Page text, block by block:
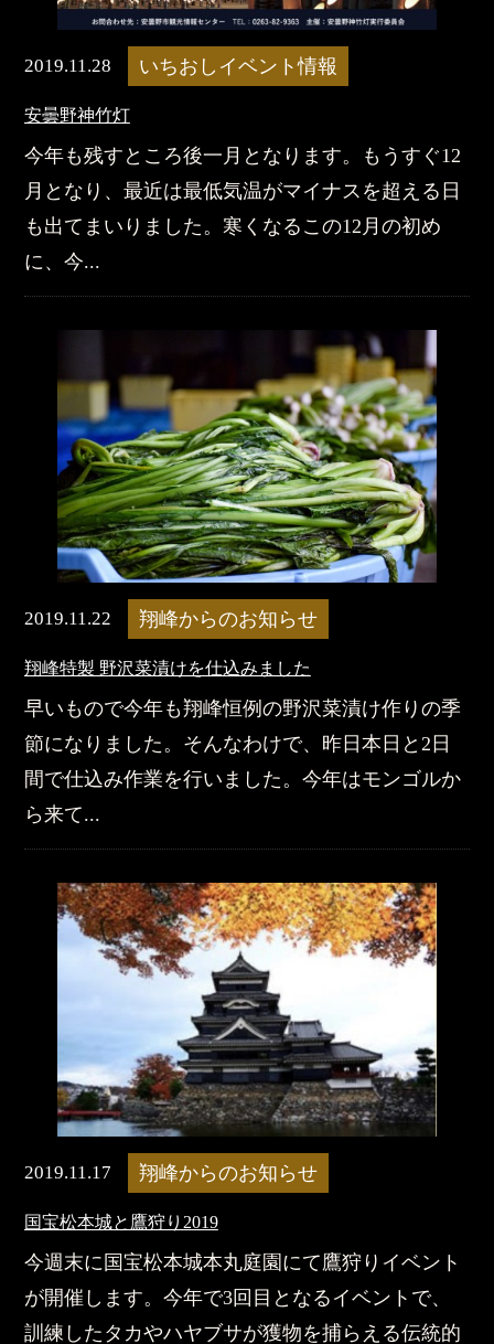
2019.11.28 いちおしイベント情報
​安曇野神竹灯
今年も残すところ後一月となります。もうすぐ12
月となり、最近は最低気温がマイナスを超える日
も出てまいりました。寒くなるこの12月の初め
に、今...
2019.11.22 翔峰からのお知らせ
翔峰特製 野沢菜漬けを仕込みました
早いもので今年も翔峰恒例の野沢菜漬け作りの季
節になりました。そんなわけで、昨日本日と2日
間で仕込み作業を行いました。今年はモンゴルか
ら来て...
2019.11.17 翔峰からのお知らせ
国宝松本城と鷹狩り2019
今週末に国宝松本城本丸庭園にて鷹狩りイベント
が開催します。今年で3回目となるイベントで、
訓練したタカやハヤブサが獲物を捕らえる伝統的